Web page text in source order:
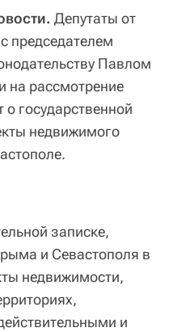
Депутаты от
председателем
Павлом
на рассмотрение
государственной
недвижимого
записке,
и Севастополя в
недвижимости,
и